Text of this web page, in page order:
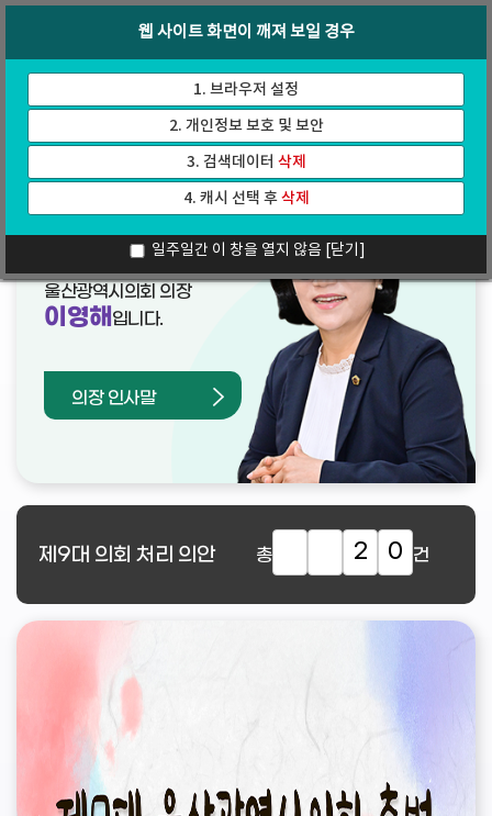
가
기
인터넷방송
웹 사이트 화면이 깨져 보일 경우
1. 브라우저 설정
2. 개인정보 보호 및 보안
3. 검색데이터 삭제
4. 캐시 선택 후삭제
일주일간 이 창을 열지 않음 [닫기]
열린의장실
울산광역시의회 의장
이영해 입니다.
의장 인사말
제9대 의회 처리 의안 총 2 0 건